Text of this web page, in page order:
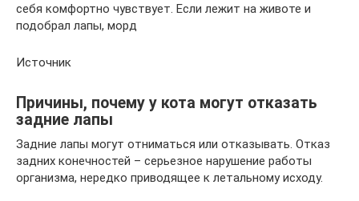
себя комфортно чувствует. Если лежит на животе и
подобрал лапы, морд
Источник
Причины, почему у кота могут отказать
задние лапы
Задние лапы могут отниматься или отказывать. Отказ
задних конечностей – серьезное нарушение работы
организма, нередко приводящее к летальному исходу.